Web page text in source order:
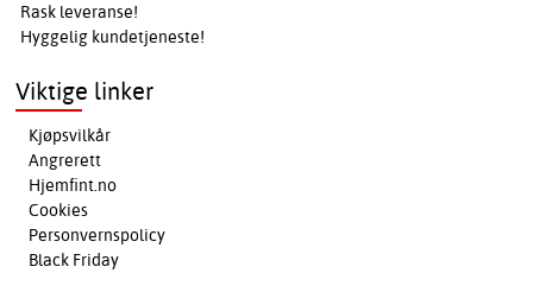
Rask leveranse!
Hyggelig kundetjeneste!
Viktige linker
Kjøpsvilkår
Angrerett
Hjemfint.no
Cookies
Personvernspolicy
Black Friday